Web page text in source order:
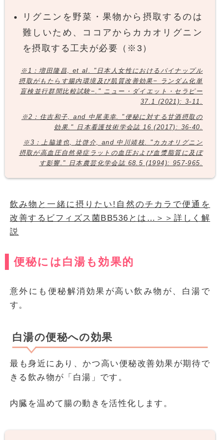
リグニンを野菜・果物から摂取するのは
難しいため、ココアからカカオリグニン
を摂取する工夫が必要（※3）
※1：増田隆昌, et al. "日本人女性におけるパイナップル
摂取がもたらす腸内環境及び肌質改善効果− ランダム化単
盲検並行群間比較試験−." ニュー・ダイエット・セラピー
37.1 (2021): 3-11.
※2：住吉和子, and 中尾美幸. "便秘に対する甘酒摂取の
効果." 日本看護技術学会誌 16 (2017): 36-40.
※3：上脇達也, 辻啓介, and 中川靖枝. "カカオリグニン
摂取が高血圧自然発症ラットの血圧および血漿脂質に及ぼ
す影響." 日本農芸化学会誌 68.5 (1994): 957-965.
飲み物と一緒に摂りたい!自然のチカラで便通を
改善するビフィズス菌BB536とは…＞＞詳しく解
説
便秘には白湯も効果的
意外にも便秘解消効果が高い飲み物が、白湯で
す。
白湯の便秘への効果
最も身近にあり、かつ高い便秘改善効果が期待で
きる飲み物が「白湯」です。
内臓を温めて腸の動きを活性化します。